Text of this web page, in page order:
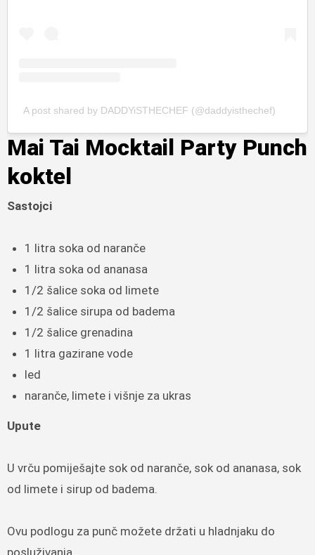
A post shared by DADDYiSTHECHEF (@daddyisthechef)
Mai Tai Mocktail Party Punch
koktel
Sastojci
1 litra soka od naranče
1 litra soka od ananasa
1/2 šalice soka od limete
1/2 šalice sirupa od badema
1/2 šalice grenadina
1 litra gazirane vode
led
naranče, limete i višnje za ukras
Upute
U vrču pomiješajte sok od naranče, sok od ananasa, sok
od limete i sirup od badema.
Ovu podlogu za punč možete držati u hladnjaku do